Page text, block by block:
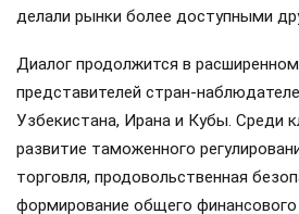
делали рынки более доступными
Диалог продолжится в
представителей стран-
Узбекистана, Ирана и Кубы. Среди
развитие таможенного
торговля, продовольственная
формирование общего